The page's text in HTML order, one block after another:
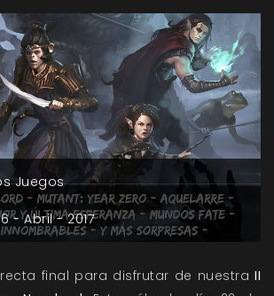
Juegos
-Abril -2017
final para disfrutar de nuestra II